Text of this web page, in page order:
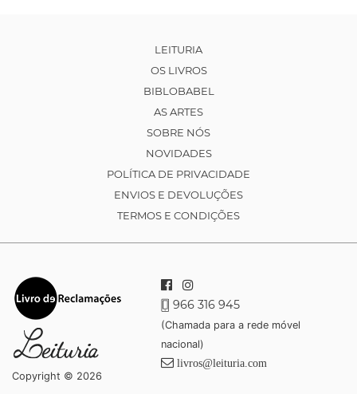
LEITURIA
OS LIVROS
BIBLOBABEL
AS ARTES
SOBRE NÓS
NOVIDADES
POLÍTICA DE PRIVACIDADE
ENVIOS E DEVOLUÇÕES
TERMOS E CONDIÇÕES
Copyright © 2026
966 316 945
(Chamada para a rede móvel
nacional)
livros@leituria.com